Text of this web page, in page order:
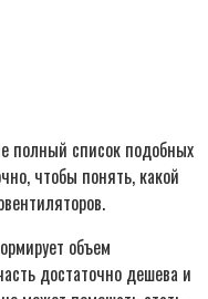
полный список подобных
чтобы понять, какой
объем
достаточно дешева и